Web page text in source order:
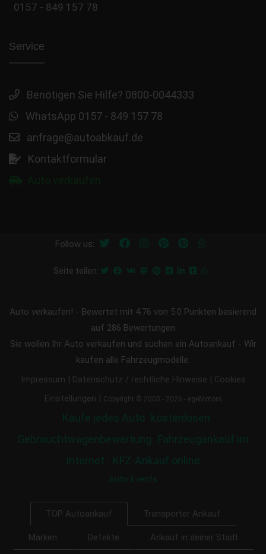
0157 - 849 157 78
Service
Benötigen Sie Hilfe? 0800-0044333
WhatsApp 0157 - 849 157 78
anfrage@autoabkauf.de
Kontaktformular
Follow us:
Seite teilen:
Auto verkaufen! - Bewertet mit 4.76 von 5.0 Punkten basierend
auf 286 Bewertungen
Sie wollen Ihr Auto verkaufen und suchen ein Autoankauf - Wir
kaufen alle Fahrzeugmodelle.
Impressum | Datenschutz / rechtliche Hinweise | Cookies
Einstellungen | Copyright © 2005 - 2026 - egeMotors
Kaufe jedes Auto kostenlosen
Gebrauchtwagenbewertung Fahrzeugankauf im
Internet - KFZ-Ankauf online
Auto Events
TOP Autoankauf Transporter Ankauf
Marken Defekte Ankauf in deiner Stadt